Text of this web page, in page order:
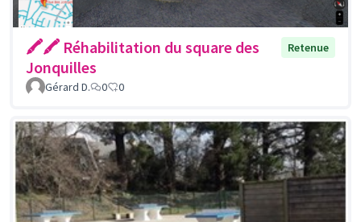
🖍🖍 Réhabilitation du square des
Jonquilles
Retenue
Gérard D. 0 0